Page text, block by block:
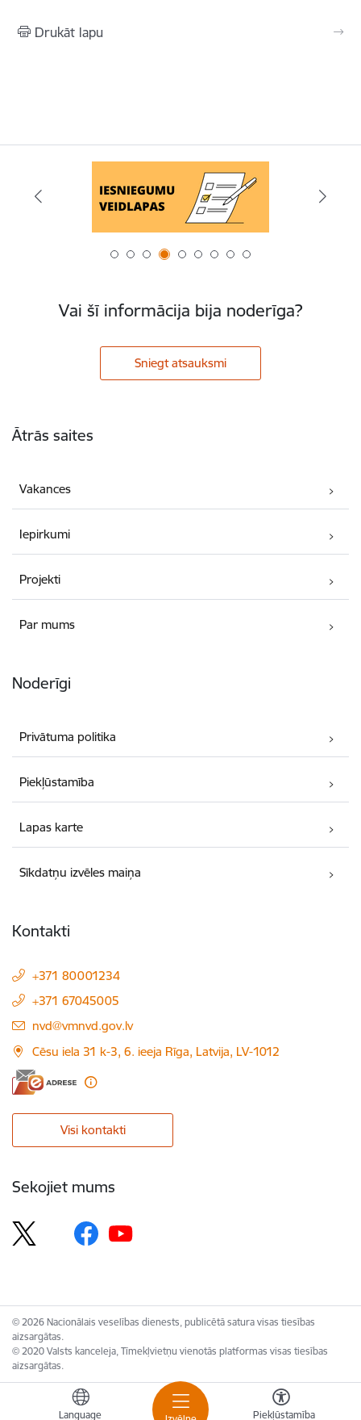
Language Piekļūstamība
Drukāt lapu
Vai šī informācija bija noderīga?
Sniegt atsauksmi
Ātrās saites
Vakances
Iepirkumi
Projekti
Par mums
Noderīgi
Privātuma politika
Piekļūstamība
Lapas karte
Sīkdatņu izvēles maiņa
Kontakti
+371 80001234
+371 67045005
E-pasts:
nvd@vmnvd.gov.lv
Cēsu iela 31 k-3, 6. ieeja Rīga, Latvija, LV-1012
Visi kontakti
Sekojiet mums
© 2026 Nacionālais veselības dienests, publicētā satura visas tiesības
aizsargātas.
© 2020 Valsts kanceleja, Tīmekļvietņu vienotās platformas visas tiesības
aizsargātas.